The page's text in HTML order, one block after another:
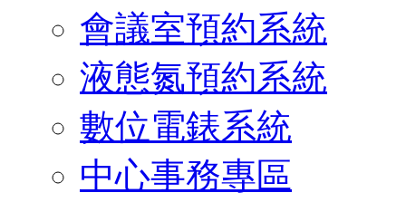
會議室預約系統
液態氮預約系統
數位電錶系統
中心事務專區